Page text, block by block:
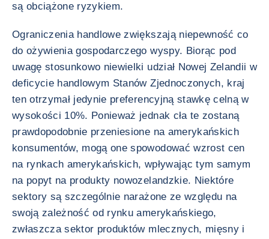
są obciążone ryzykiem.
Ograniczenia handlowe zwiększają niepewność co
do ożywienia gospodarczego wyspy. Biorąc pod
uwagę stosunkowo niewielki udział Nowej Zelandii w
deficycie handlowym Stanów Zjednoczonych, kraj
ten otrzymał jedynie preferencyjną stawkę celną w
wysokości 10%. Ponieważ jednak cła te zostaną
prawdopodobnie przeniesione na amerykańskich
konsumentów, mogą one spowodować wzrost cen
na rynkach amerykańskich, wpływając tym samym
na popyt na produkty nowozelandzkie. Niektóre
sektory są szczególnie narażone ze względu na
swoją zależność od rynku amerykańskiego,
zwłaszcza sektor produktów mlecznych, mięsny i